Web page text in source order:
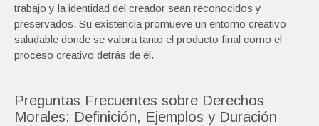
trabajo y la identidad del creador sean reconocidos y
preservados. Su existencia promueve un entorno creativo
saludable donde se valora tanto el producto final como el
proceso creativo detrás de él.
Preguntas Frecuentes sobre Derechos
Morales: Definición, Ejemplos y Duración